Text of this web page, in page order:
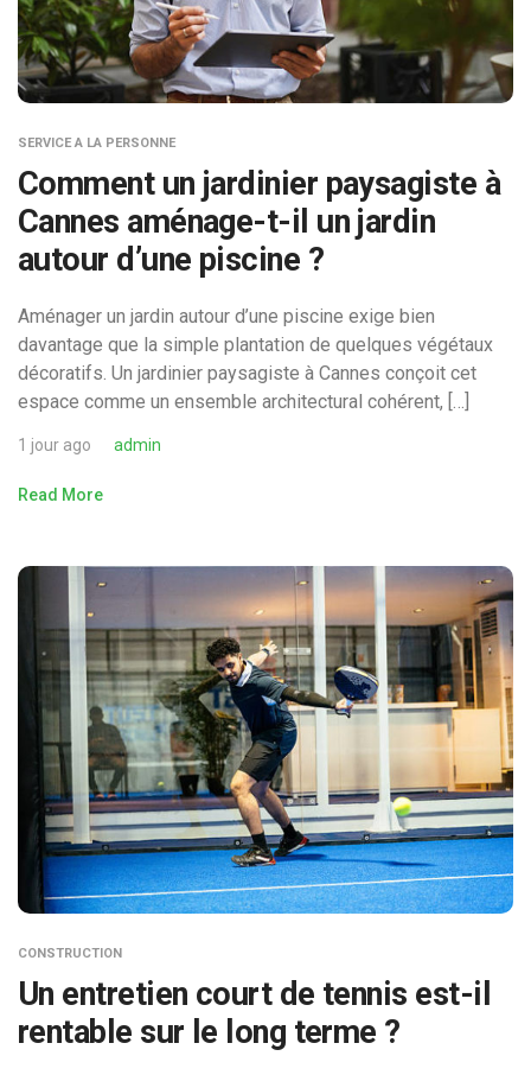
SERVICE A LA PERSONNE
Comment un jardinier paysagiste à
Cannes aménage-t-il un jardin
autour d’une piscine ?
Aménager un jardin autour d’une piscine exige bien
davantage que la simple plantation de quelques végétaux
décoratifs. Un jardinier paysagiste à Cannes conçoit cet
espace comme un ensemble architectural cohérent, […]
1 jour ago admin
Read More
CONSTRUCTION
Un entretien court de tennis est-il
rentable sur le long terme ?